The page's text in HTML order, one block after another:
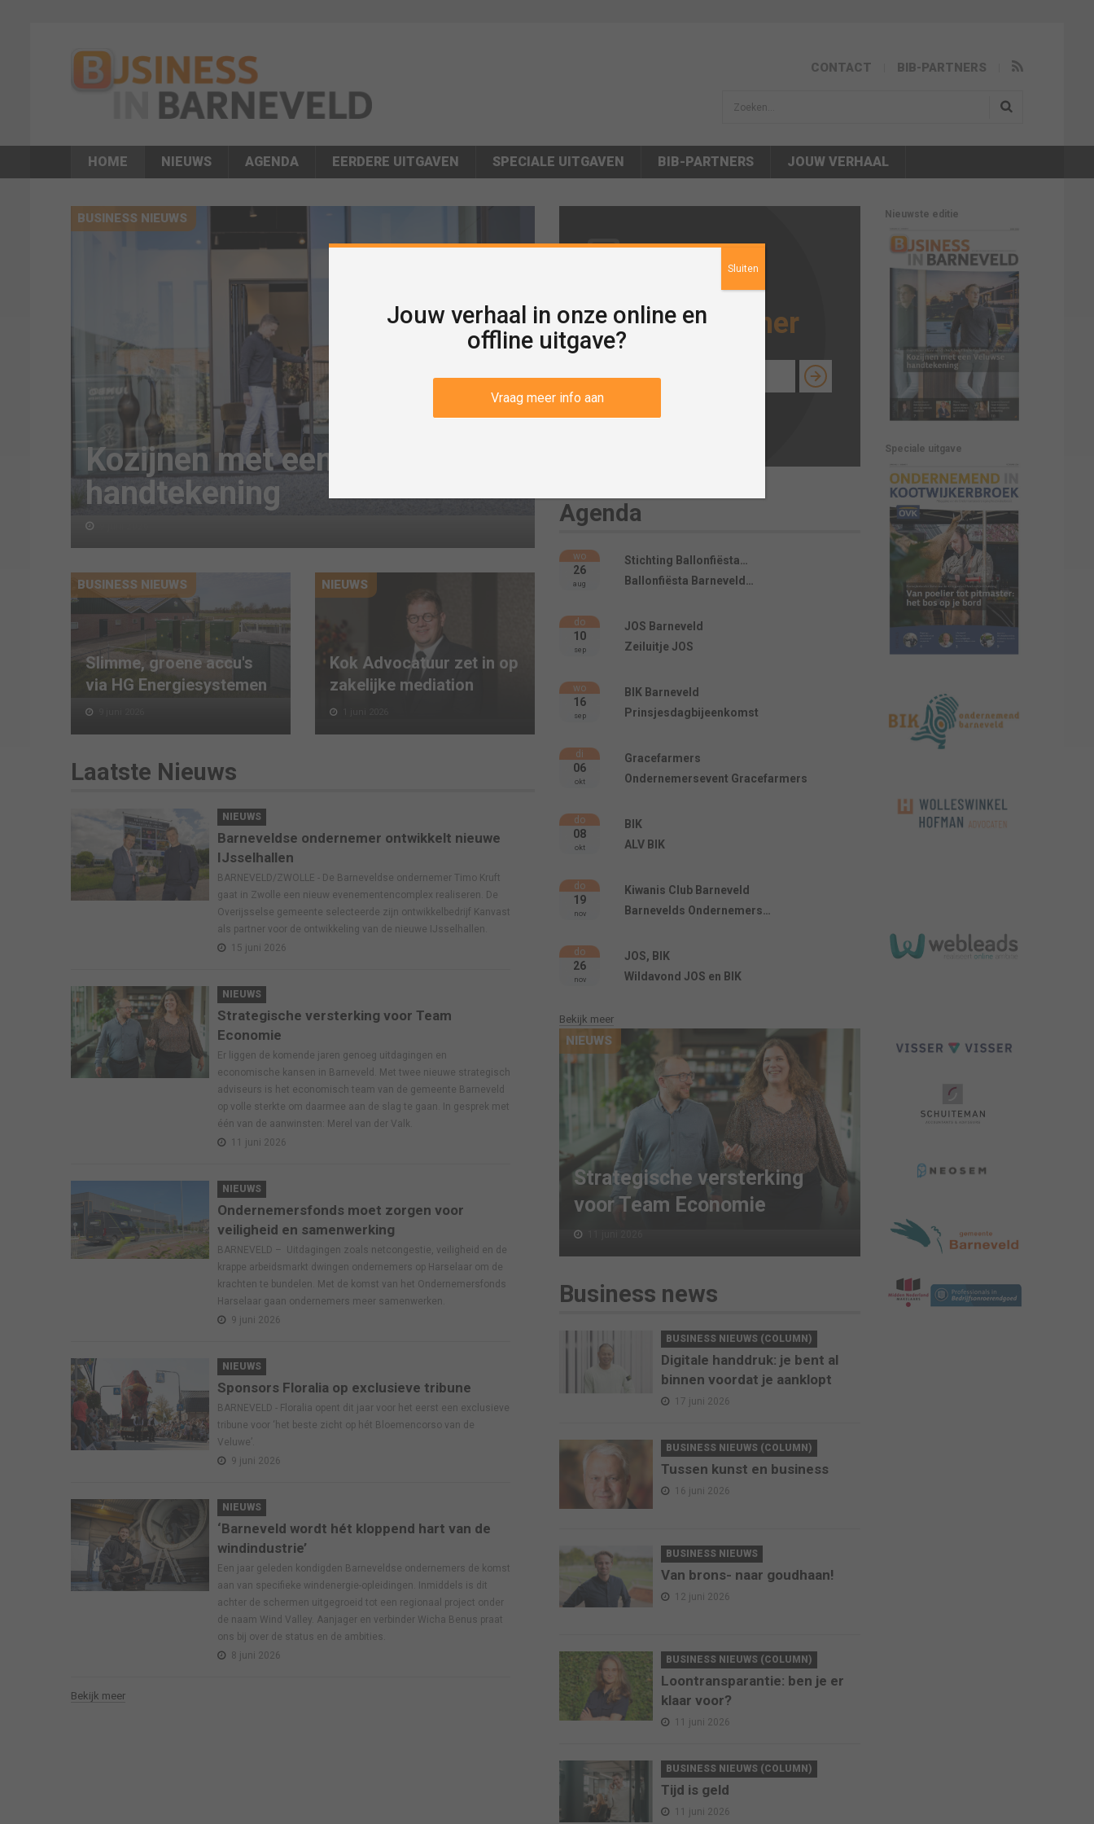
CONTACT BIB-PARTNERS
sisea.search
HOME NIEUWS AGENDA EERDERE UITGAVEN SPECIALE UITGAVEN BIB-PARTNERS JOUW VERHAAL
BUSINESS NIEUWS
Kozijnen met een Veluwse
handtekening
‘Na een prachtige tijd, nu een
nieuw avontuur’
1 juni 2026
Vind je lokale
businesspartner
Agenda
wo
26
aug
Stichting Ballonfiësta…
Ballonfiësta Barneveld…
do
10
sep
JOS Barneveld
Zeiluitje JOS
wo
16
sep
BIK Barneveld
Prinsjesdagbijeenkomst
di
06
okt
Gracefarmers
Ondernemersevent Gracefarmers
do
08
okt
BIK
ALV BIK
do
19
nov
Kiwanis Club Barneveld
Barnevelds Ondernemers…
do
26
nov
JOS, BIK
Wildavond JOS en BIK
Bekijk meer
BUSINESS NIEUWS
Slimme, groene accu's
via HG Energiesystemen
NIEUWS
Kok Advocatuur zet in op
zakelijke mediation
Laatste Nieuws
NIEUWS
Barneveldse ondernemer ontwikkelt nieuwe
IJsselhallen
BARNEVELD/ZWOLLE - De Barneveldse ondernemer Timo Kruft
gaat in Zwolle een nieuw evenementencomplex realiseren. De
Overijsselse gemeente selecteerde zijn ontwikkelbedrijf Kanvast
als partner voor de ontwikkeling van de nieuwe IJsselhallen.
15 juni 2026
NIEUWS
Strategische versterking voor Team
Economie
Er liggen de komende jaren genoeg uitdagingen en
economische kansen in Barneveld. Met twee nieuwe strategisch
adviseurs is het economisch team van de gemeente Barneveld
op volle sterkte om daarmee aan de slag te gaan. In gesprek met
één van de aanwinsten: Merel van der Valk.
11 juni 2026
NIEUWS
Ondernemersfonds moet zorgen voor
veiligheid en samenwerking
BARNEVELD – Uitdagingen zoals netcongestie, veiligheid en de
krappe arbeidsmarkt dwingen ondernemers op Harselaar om de
krachten te bundelen. Met de komst van het Ondernemersfonds
Harselaar gaan ondernemers meer samenwerken.
9 juni 2026
NIEUWS
Sponsors Floralia op exclusieve tribune
BARNEVELD - Floralia opent dit jaar voor het eerst een exclusieve
tribune voor ‘het beste zicht op hét Bloemencorso van de
Veluwe’.
9 juni 2026
NIEUWS
‘Barneveld wordt hét kloppend hart van de
windindustrie’
Een jaar geleden kondigden Barneveldse ondernemers de komst
aan van specifieke windenergie-opleidingen. Inmiddels is dit
achter de schermen uitgegroeid tot een regionaal project onder
de naam Wind Valley. Aanjager en verbinder Wicha Benus praat
ons bij over de status en de ambities.
8 juni 2026
Bekijk meer
NIEUWS
Strategische versterking
voor Team Economie
Business news
BUSINESS NIEUWS (COLUMN)
Digitale handdruk: je bent al
binnen voordat je aanklopt
17 juni 2026
BUSINESS NIEUWS (COLUMN)
Tussen kunst en business
16 juni 2026
BUSINESS NIEUWS
Van brons- naar goudhaan!
12 juni 2026
BUSINESS NIEUWS (COLUMN)
Loontransparantie: ben je er
klaar voor?
11 juni 2026
BUSINESS NIEUWS (COLUMN)
Tijd is geld
11 juni 2026
Nieuwste editie
Speciale uitgave
Jouw verhaal in onze online en
offline uitgave?
Vraag meer info aan
Sluiten